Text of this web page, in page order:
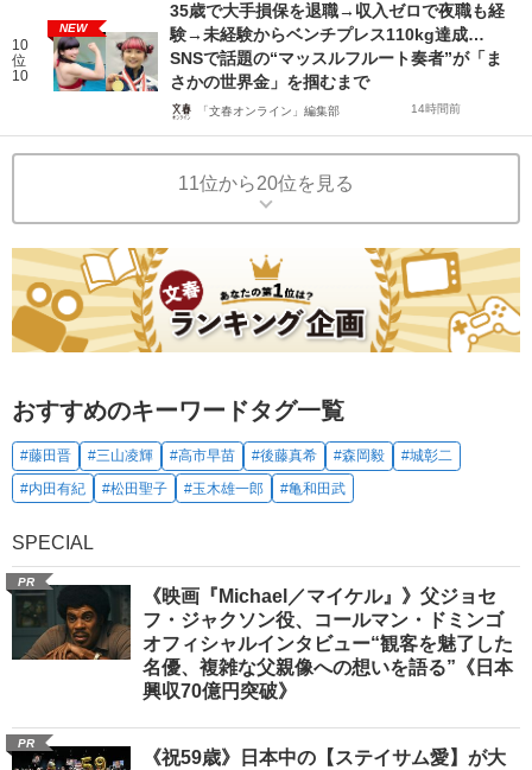
10
位
10
NEW
35歳で大手損保を退職→収入ゼロで夜職も経
験→未経験からベンチプレス110kg達成…
SNSで話題の“マッスルフルート奏者”が「ま
さかの世界金」を掴むまで
「文春オンライン」編集部 14時間前
11位から20位を見る
おすすめのキーワードタグ一覧
#藤田晋 #三山凌輝 #高市早苗 #後藤真希 #森岡毅
#城彰二
#内田有紀
#松田聖子 #玉木雄一郎 #亀和田武
SPECIAL
PR
《映画『Michael／マイケル』》父ジョセ
フ・ジャクソン役、コールマン・ドミンゴ
オフィシャルインタビュー“観客を魅了した
名優、複雑な父親像への想いを語る”《日本
興収70億円突破》
PR
《祝59歳》日本中の【ステイサム愛】が大